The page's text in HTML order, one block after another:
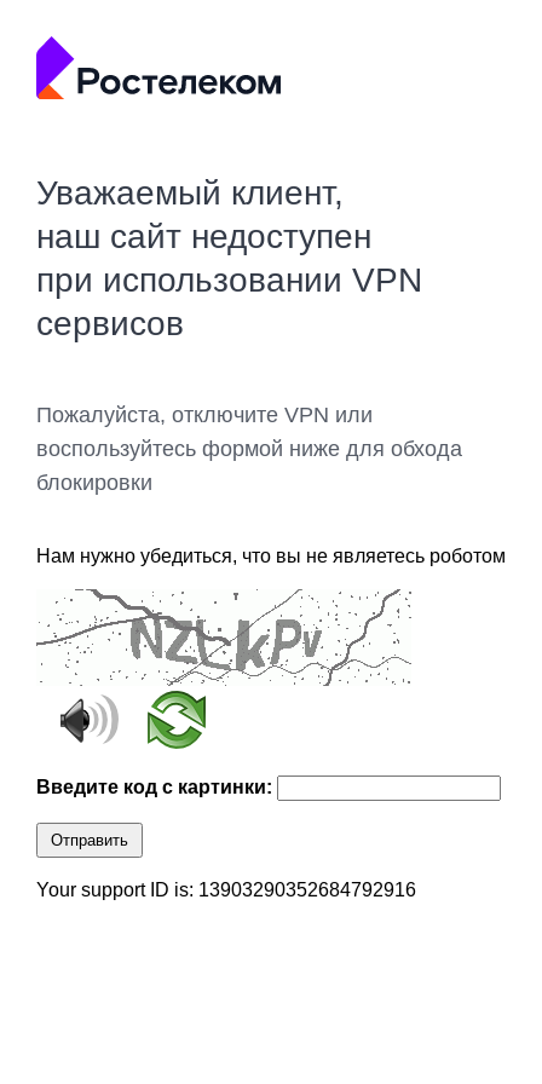
Уважаемый клиент,
наш сайт недоступен
при использовании VPN
сервисов
Пожалуйста, отключите VPN или
воспользуйтесь формой ниже для обхода
блокировки
Нам нужно убедиться, что вы не являетесь роботом
Введите код с картинки:
Отправить
Your support ID is: 13903290352684792916